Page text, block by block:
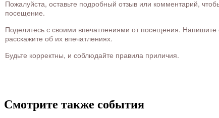
Пожалуйста, оставьте подробный отзыв или комментарий,
посещение.
Поделитесь с своими впечатлениями от посещения.
расскажите об их впечатлениях.
Будьте корректны, и соблюдайте правила приличия.
Смотрите также события